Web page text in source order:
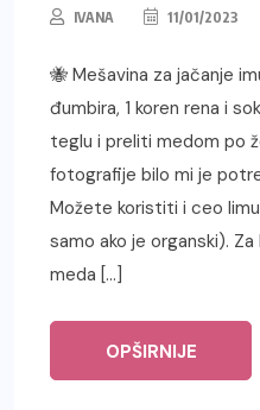
IVANA 11/01/2023
🐝 Mešavina za jačanje
đumbira, 1 koren rena i
teglu i preliti medom po
fotografije bilo mi je
Možete koristiti i ceo
samo ako je organski).
meda […]
OPŠIRNIJE